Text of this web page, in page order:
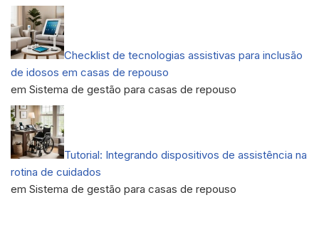
Checklist de tecnologias assistivas para inclusão
de idosos em casas de repouso
em Sistema de gestão para casas de repouso
Tutorial: Integrando dispositivos de assistência na
rotina de cuidados
em Sistema de gestão para casas de repouso